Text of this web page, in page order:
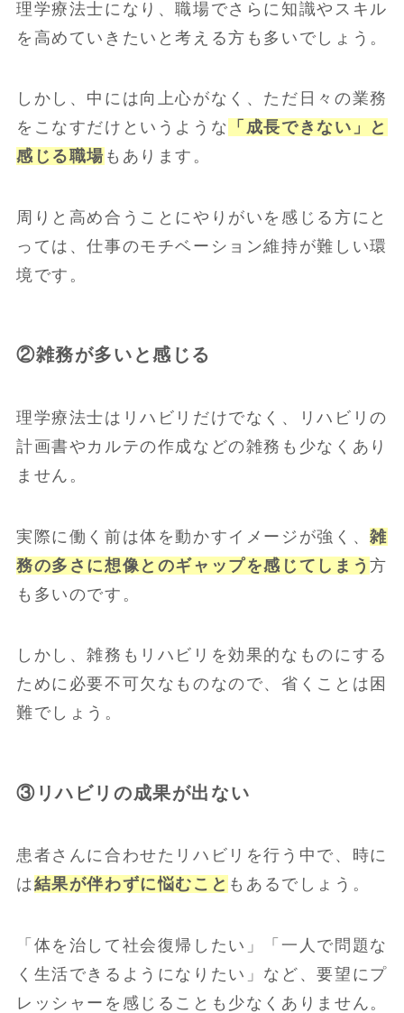
理学療法士になり、職場でさらに知識やスキル
を高めていきたいと考える方も多いでしょう。
しかし、中には向上心がなく、ただ日々の業務
をこなすだけというような 「成長できない」と
感じる職場 もあります。
周りと高め合うことにやりがいを感じる方にと
っては、仕事のモチベーション維持が難しい環
境です。
②雑務が多いと感じる
理学療法士はリハビリだけでなく、リハビリの
計画書やカルテの作成などの雑務も少なくあり
ません。
実際に働く前は体を動かすイメージが強く、雑
務の多さに想像とのギャップを感じてしまう方
も多いのです。
しかし、雑務もリハビリを効果的なものにする
ために必要不可欠なものなので、省くことは困
難でしょう。
③リハビリの成果が出ない
患者さんに合わせたリハビリを行う中で、時に
は結果が伴わずに悩むこと もあるでしょう。
「体を治して社会復帰したい」「一人で問題な
く生活できるようになりたい」など、要望にプ
レッシャーを感じることも少なくありません。